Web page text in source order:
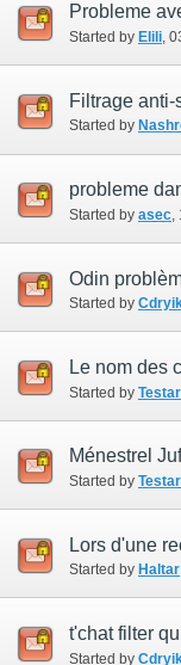
Started by Elili‎,
Started by
probleme
Started by asec
Odin
Started by
Started by
Ménestrel
Started by
Started by Haltar
t'chat filter
Started by